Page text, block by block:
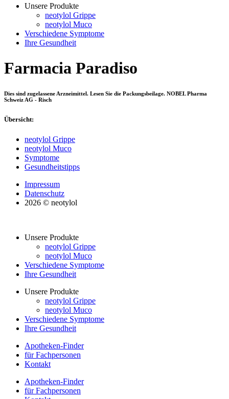
Unsere Produkte
neotylol Grippe
neotylol Muco
Verschiedene Symptome
Ihre Gesundheit
Farmacia Paradiso
Dies sind zugelassene Arzneimittel. Lesen Sie die Packungsbeilage. NOBEL Pharma
Schweiz AG - Risch
Übersicht:
neotylol Grippe
neotylol Muco
Symptome
Gesundheitstipps
Impressum
Datenschutz
2026 © neotylol
Unsere Produkte
neotylol Grippe
neotylol Muco
Verschiedene Symptome
Ihre Gesundheit
Unsere Produkte
neotylol Grippe
neotylol Muco
Verschiedene Symptome
Ihre Gesundheit
Apotheken-Finder
für Fachpersonen
Kontakt
Apotheken-Finder
für Fachpersonen